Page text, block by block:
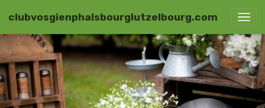
clubvosgienphalsbourglutzelbourg.com